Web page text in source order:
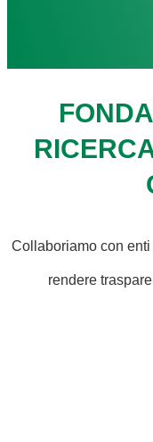
Collaboriamo con
rendere